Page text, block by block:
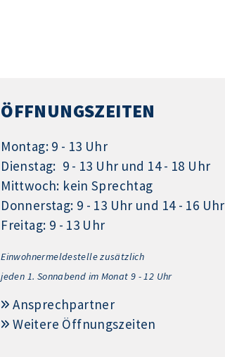
ÖFFNUNGSZEITEN
Montag: 9 - 13 Uhr
Dienstag: 9 - 13 Uhr und 14 - 18 Uhr
Mittwoch: kein Sprechtag
Donnerstag: 9 - 13 Uhr und 14 - 16 Uhr
Freitag: 9 - 13 Uhr
Einwohnermeldestelle zusätzlich
jeden 1. Sonnabend im Monat 9 - 12 Uhr
Ansprechpartner
Weitere Öffnungszeiten